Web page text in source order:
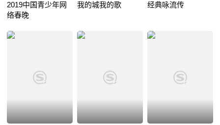
2019中国青少年网
络春晚
我的城我的歌 经典咏流传